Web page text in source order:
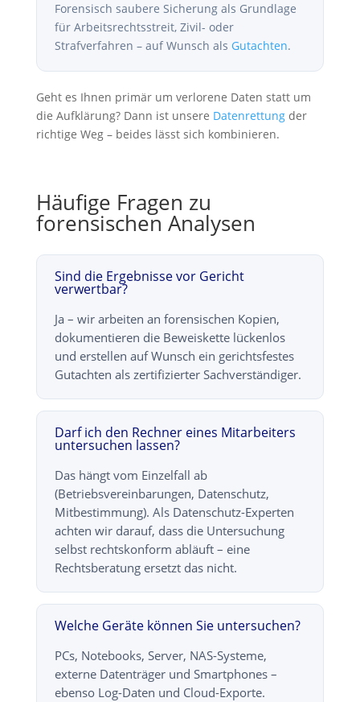
Forensisch saubere Sicherung als Grundlage
für Arbeitsrechtsstreit, Zivil- oder
Strafverfahren – auf Wunsch als Gutachten.
Geht es Ihnen primär um verlorene Daten statt um
die Aufklärung? Dann ist unsere Datenrettungder
richtige Weg – beides lässt sich kombinieren.
Häufige Fragen zu
forensischen Analysen
Sind die Ergebnisse vor Gericht
verwertbar?
Ja – wir arbeiten an forensischen Kopien,
dokumentieren die Beweiskette lückenlos
und erstellen auf Wunsch ein gerichtsfestes
Gutachten als zertifizierter Sachverständiger.
Darf ich den Rechner eines Mitarbeiters
untersuchen lassen?
Das hängt vom Einzelfall ab
(Betriebsvereinbarungen, Datenschutz,
Mitbestimmung). Als Datenschutz-Experten
achten wir darauf, dass die Untersuchung
selbst rechtskonform abläuft – eine
Rechtsberatung ersetzt das nicht.
Welche Geräte können Sie untersuchen?
PCs, Notebooks, Server, NAS-Systeme,
externe Datenträger und Smartphones –
ebenso Log-Daten und Cloud-Exporte.